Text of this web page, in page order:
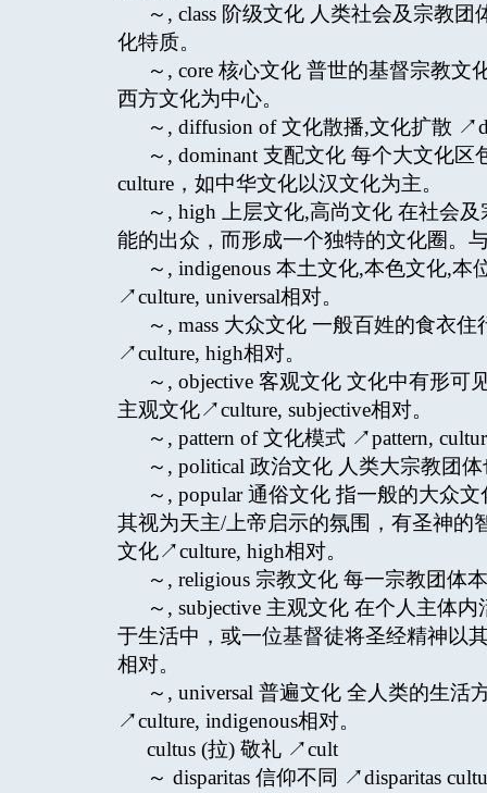
～, class 阶级文化 人类社会及宗教
化特质。
～, core 核心文化 普世的基督宗教
西方文化为中心。
～, diffusion of 文化散播,文化扩散
～, dominant 支配文化 每个大文化
culture，如中华文化以汉文化为主。
～, high 上层文化,高尚文化 在社会
能的出众，而形成一个独特的文化圈。
～, indigenous 本土文化,本色文化,
↗culture, universal相对。
～, mass 大众文化 一般百姓的食衣
↗culture, high相对。
～, objective 客观文化 文化中有形
主观文化↗culture, subjective相对。
～, pattern of 文化模式 ↗pattern,
～, political 政治文化 人类大宗教团
～, popular 通俗文化 指一般的大众
其视为天主/上帝启示的氛围，有圣神的
文化↗culture, high相对。
～, religious 宗教文化 每一宗教团体
～, subjective 主观文化 在个人主体
于生活中，或一位基督徒将圣经精神以
相对。
～, universal 普遍文化 全人类的生
↗culture, indigenous相对。
cultus (拉) 敬礼 ↗cult
～ disparitas 信仰不同 ↗disparitas